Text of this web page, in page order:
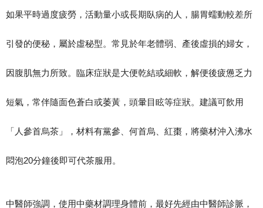
如果平時過度疲勞，活動量小或長期臥病的人，腸胃蠕動較差所
引發的便秘，屬於虛秘型。常見於年老體弱、產後虛損的婦女，
因腹肌無力所致。臨床症狀是大便乾結或細軟，解便後疲憊乏力
短氣，常伴隨面色蒼白或萎黃，頭暈目眩等症狀。建議可飲用
「人參首烏茶」，材料有黨參、何首烏、紅棗，將藥材沖入沸水
悶泡20分鐘後即可代茶服用。
中醫師強調，使用中藥材調理身體前，最好先經由中醫師診脈，